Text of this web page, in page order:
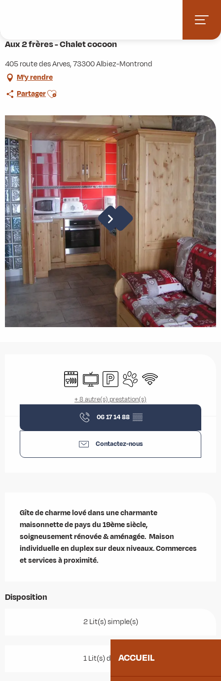
principal
ACCUEIL
Aux 2 frères - Chalet cocoon
405 route des Arves, 73300 Albiez-Montrond
M'y rendre
PartagerAjouter aux favoris
Lave vaisselle
TélévisionParkingAnimaux acceptés
WiFi
+ 8 autre(s) prestation(s)
06 17 14 88 ▒▒
Contactez-nous
Gîte de charme lové dans une charmante
maisonnette de pays du 19ème siècle,
soigneusement rénovée & aménagée.  Maison
individuelle en duplex sur deux niveaux. Commerces
et services à proximité.
Disposition
2 Lit(s) simple(s)
1 Lit(s) double(s)